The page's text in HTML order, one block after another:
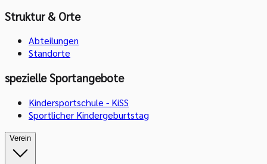
Struktur & Orte
Abteilungen
Standorte
spezielle Sportangebote
Kindersportschule - KiSS
Sportlicher Kindergeburtstag
Verein